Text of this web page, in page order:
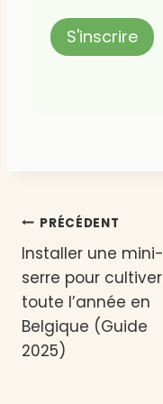
Navigation
de
l’article
PRÉCÉDENT
Installer une mini-
serre pour cultiver
toute l’année en
Belgique (Guide
2025)